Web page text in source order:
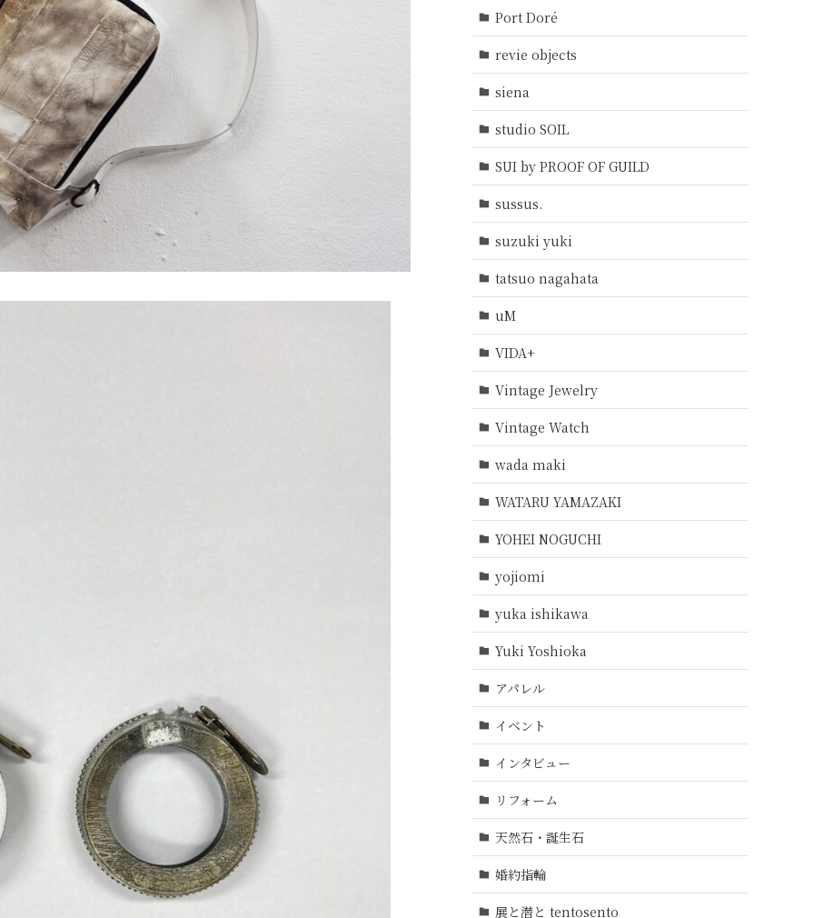
Port Doré
revie objects
siena
studio SOIL
SUI by PROOF OF GUILD
sussus.
suzuki yuki
tatsuo nagahata
uM
VIDA+
Vintage Jewelry
Vintage Watch
wada maki
WATARU YAMAZAKI
YOHEI NOGUCHI
yojiomi
yuka ishikawa
Yuki Yoshioka
アパレル
イベント
インタビュー
リフォーム
天然石・誕生石
婚約指輪
展と潜と tentosento